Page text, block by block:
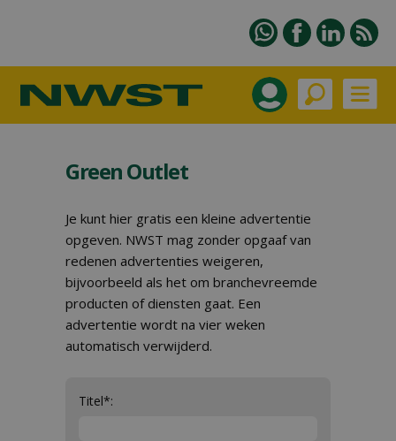
Green Outlet
Je kunt hier gratis een kleine advertentie
opgeven. NWST mag zonder opgaaf van
redenen advertenties weigeren,
bijvoorbeeld als het om branchevreemde
producten of diensten gaat. Een
advertentie wordt na vier weken
automatisch verwijderd.
Titel*: